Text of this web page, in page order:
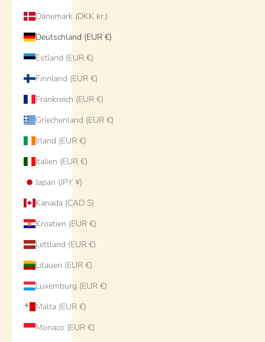
Dänemark (DKK kr.)
Deutschland (EUR €)
Estland (EUR €)
Finnland (EUR €)
Frankreich (EUR €)
Griechenland (EUR €)
Irland (EUR €)
Italien (EUR €)
Japan (JPY ¥)
Kanada (CAD $)
Kroatien (EUR €)
Lettland (EUR €)
Litauen (EUR €)
Luxemburg (EUR €)
Malta (EUR €)
Monaco (EUR €)